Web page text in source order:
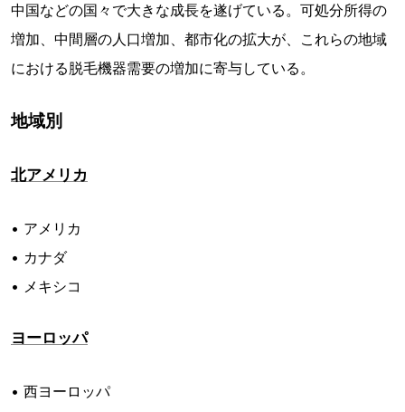
中国などの国々で大きな成長を遂げている。可処分所得の
増加、中間層の人口増加、都市化の拡大が、これらの地域
における脱毛機器需要の増加に寄与している。
地域別
北アメリカ
• アメリカ
• カナダ
• メキシコ
ヨーロッパ
• 西ヨーロッパ